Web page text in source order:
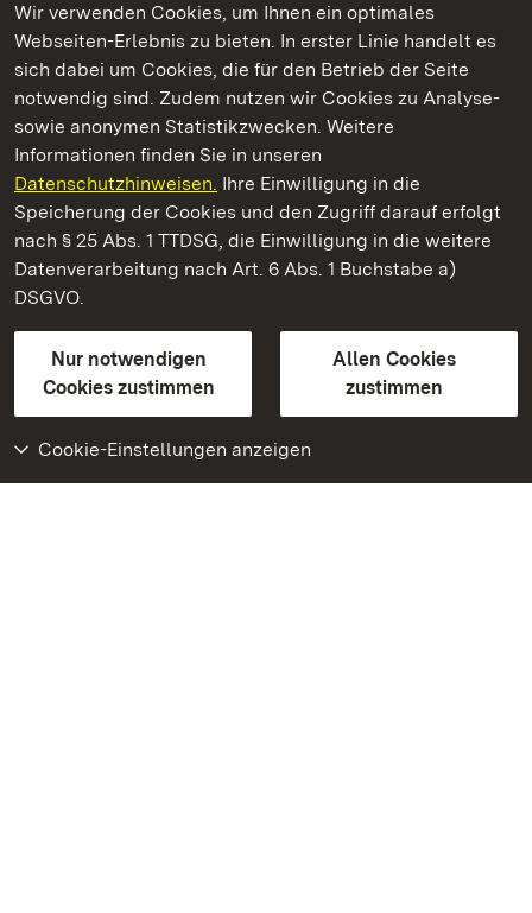
Wir verwenden Cookies, um Ihnen ein optimales
Webseiten-Erlebnis zu bieten. In erster Linie handelt es
sich dabei um Cookies, die für den Betrieb der Seite
notwendig sind. Zudem nutzen wir Cookies zu Analyse-
sowie anonymen Statistikzwecken. Weitere
Informationen finden Sie in unseren
Datenschutzhinweisen. Ihre Einwilligung in die
Speicherung der Cookies und den Zugriff darauf erfolgt
nach § 25 Abs. 1 TTDSG, die Einwilligung in die weitere
Datenverarbeitung nach Art. 6 Abs. 1 Buchstabe a)
DSGVO.
Nur notwendigen
Cookies zustimmen
Allen Cookies
zustimmen
Cookie-Einstellungen anzeigen
Kommen. Staunen. Genießen.
Staatliche Schlösser und Gärten Baden‑Württemberg
Staatliche Schlösser und Gärten Baden-Württemberg
Kontakt
GebärdenspracheLeichte Sprache
Erklärung zur Barrierefreiheit
BITV-konform (geprüfte Seiten)
Weiteres